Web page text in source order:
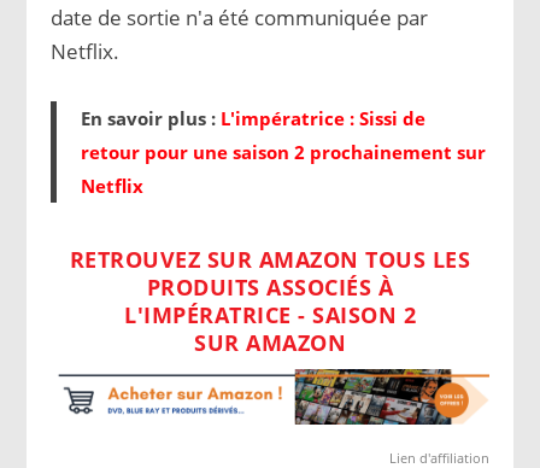
date de sortie n'a été communiquée par
Netflix.
En savoir plus : L'impératrice : Sissi de
retour pour une saison 2 prochainement sur
Netflix
RETROUVEZ SUR AMAZON TOUS LES
PRODUITS ASSOCIÉS À
L'IMPÉRATRICE - SAISON 2
SUR AMAZON
Lien d'affiliation